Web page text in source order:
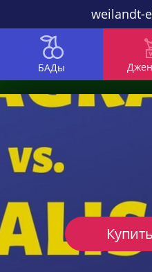
weilandt-
БАДы